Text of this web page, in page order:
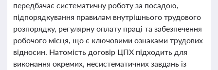
передбачає систематичну роботу за посадою,
підпорядкування правилам внутрішнього трудового
розпорядку, регулярну оплату праці та забезпечення
робочого місця, що є ключовими ознаками трудових
відносин. Натомість договір ЦПХ підходить для
виконання окремих, несистематичних завдань із